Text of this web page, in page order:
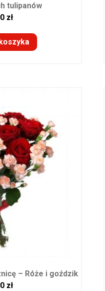
tulipanów
zł
– Róże i goździk
zł